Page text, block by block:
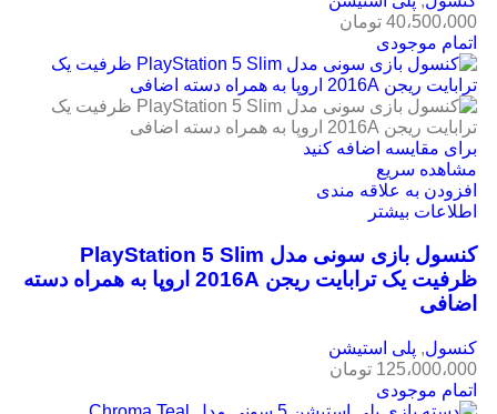
40،500،000 تومان
اتمام موجودی
برای مقایسه اضافه کنید
مشاهده سریع
افزودن به علاقه مندی
اطلاعات بیشتر
کنسول بازی سونی مدل PlayStation 5 Slim
ظرفیت یک ترابایت ریجن 2016A اروپا به همراه دسته
اضافی
کنسول, پلی استیشن
125،000،000 تومان
اتمام موجودی